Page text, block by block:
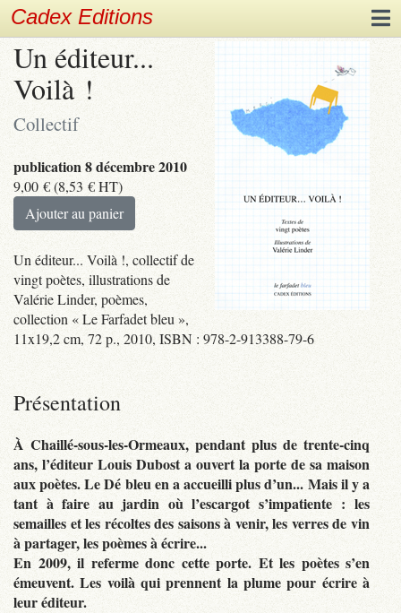
Cadex Editions
Un éditeur...
Voilà !
Collectif
publication 8 décembre 2010
9,00 €(8,53 €HT)
Ajouter au panier
Un éditeur... Voilà !, collectif de
vingt poètes, illustrations de
Valérie Linder, poèmes,
collection « Le Farfadet bleu »,
11x19,2 cm, 72 p., 2010, ISBN : 978-2-913388-79-6
Présentation
À Chaillé-sous-les-Ormeaux, pendant plus de trente-cinq
ans, l’éditeur Louis Dubost a ouvert la porte de sa maison
aux poètes. Le Dé bleu en a accueilli plus d’un... Mais il y a
tant à faire au jardin où l’escargot s’impatiente : les
semailles et les récoltes des saisons à venir, les verres de vin
à partager, les poèmes à écrire...
En 2009, il referme donc cette porte. Et les poètes s’en
émeuvent. Les voilà qui prennent la plume pour écrire à
leur éditeur.